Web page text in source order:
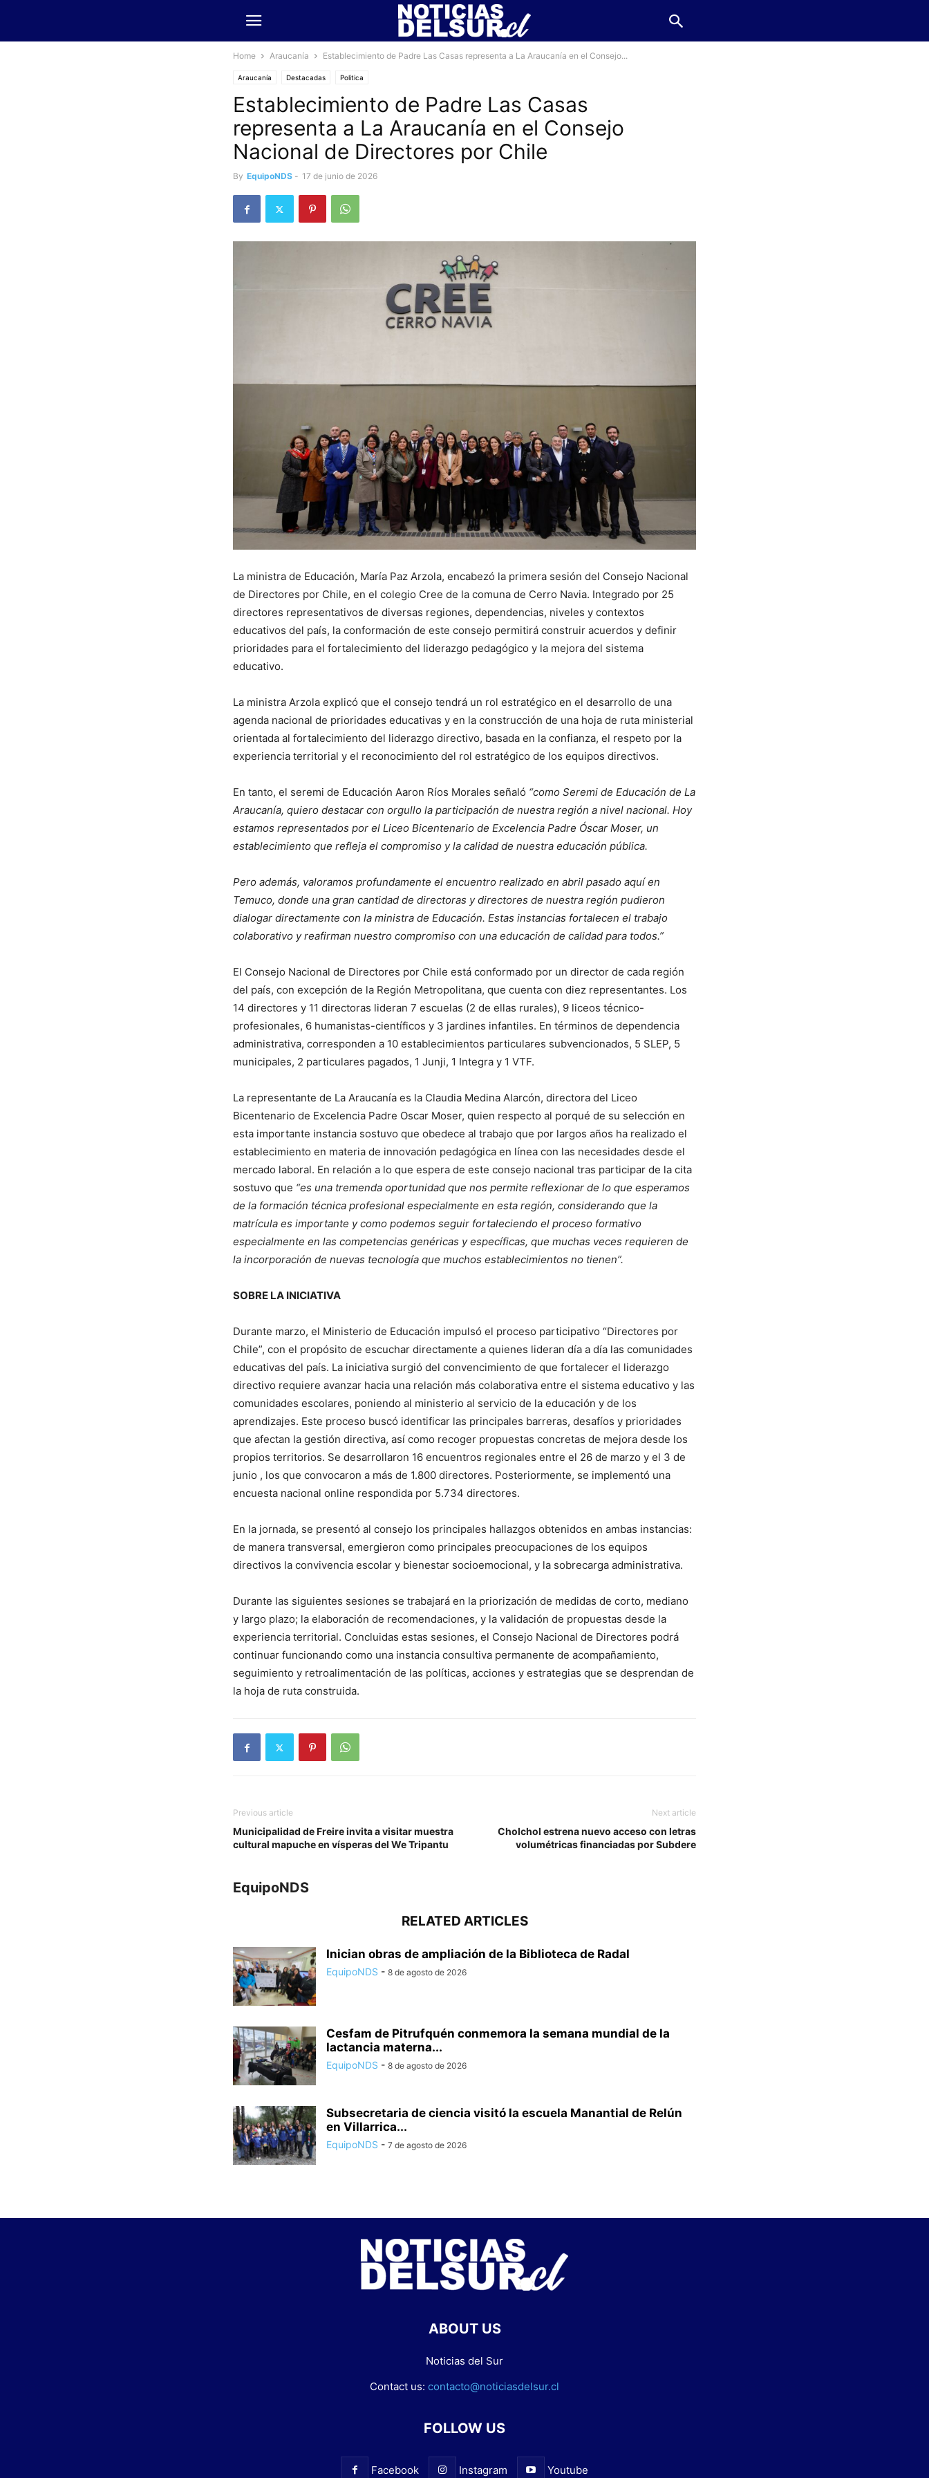
Home Araucanía Establecimiento de Padre Las Casas representa a La Araucanía en el Consejo...
Araucanía Destacadas Politica
Establecimiento de Padre Las Casas
representa a La Araucanía en el Consejo
Nacional de Directores por Chile
By EquipoNDS - 17 de junio de 2026
La ministra de Educación, María Paz Arzola, encabezó la primera sesión del Consejo Nacional
de Directores por Chile, en el colegio Cree de la comuna de Cerro Navia. Integrado por 25
directores representativos de diversas regiones, dependencias, niveles y contextos
educativos del país, la conformación de este consejo permitirá construir acuerdos y definir
prioridades para el fortalecimiento del liderazgo pedagógico y la mejora del sistema
educativo.
La ministra Arzola explicó que el consejo tendrá un rol estratégico en el desarrollo de una
agenda nacional de prioridades educativas y en la construcción de una hoja de ruta ministerial
orientada al fortalecimiento del liderazgo directivo, basada en la confianza, el respeto por la
experiencia territorial y el reconocimiento del rol estratégico de los equipos directivos.
En tanto, el seremi de Educación Aaron Ríos Morales señaló “como Seremi de Educación de La
Araucanía, quiero destacar con orgullo la participación de nuestra región a nivel nacional. Hoy
estamos representados por el Liceo Bicentenario de Excelencia Padre Óscar Moser, un
establecimiento que refleja el compromiso y la calidad de nuestra educación pública.
Pero además, valoramos profundamente el encuentro realizado en abril pasado aquí en
Temuco, donde una gran cantidad de directoras y directores de nuestra región pudieron
dialogar directamente con la ministra de Educación. Estas instancias fortalecen el trabajo
colaborativo y reafirman nuestro compromiso con una educación de calidad para todos.”
El Consejo Nacional de Directores por Chile está conformado por un director de cada región
del país, con excepción de la Región Metropolitana, que cuenta con diez representantes. Los
14 directores y 11 directoras lideran 7 escuelas (2 de ellas rurales), 9 liceos técnico-
profesionales, 6 humanistas-científicos y 3 jardines infantiles. En términos de dependencia
administrativa, corresponden a 10 establecimientos particulares subvencionados, 5 SLEP, 5
municipales, 2 particulares pagados, 1 Junji, 1 Integra y 1 VTF.
La representante de La Araucanía es la Claudia Medina Alarcón, directora del Liceo
Bicentenario de Excelencia Padre Oscar Moser, quien respecto al porqué de su selección en
esta importante instancia sostuvo que obedece al trabajo que por largos años ha realizado el
establecimiento en materia de innovación pedagógica en línea con las necesidades desde el
mercado laboral. En relación a lo que espera de este consejo nacional tras participar de la cita
sostuvo que “es una tremenda oportunidad que nos permite reflexionar de lo que esperamos
de la formación técnica profesional especialmente en esta región, considerando que la
matrícula es importante y como podemos seguir fortaleciendo el proceso formativo
especialmente en las competencias genéricas y específicas, que muchas veces requieren de
la incorporación de nuevas tecnología que muchos establecimientos no tienen”.
SOBRE LA INICIATIVA
Durante marzo, el Ministerio de Educación impulsó el proceso participativo “Directores por
Chile”, con el propósito de escuchar directamente a quienes lideran día a día las comunidades
educativas del país. La iniciativa surgió del convencimiento de que fortalecer el liderazgo
directivo requiere avanzar hacia una relación más colaborativa entre el sistema educativo y las
comunidades escolares, poniendo al ministerio al servicio de la educación y de los
aprendizajes. Este proceso buscó identificar las principales barreras, desafíos y prioridades
que afectan la gestión directiva, así como recoger propuestas concretas de mejora desde los
propios territorios. Se desarrollaron 16 encuentros regionales entre el 26 de marzo y el 3 de
junio , los que convocaron a más de 1.800 directores. Posteriormente, se implementó una
encuesta nacional online respondida por 5.734 directores.
En la jornada, se presentó al consejo los principales hallazgos obtenidos en ambas instancias:
de manera transversal, emergieron como principales preocupaciones de los equipos
directivos la convivencia escolar y bienestar socioemocional, y la sobrecarga administrativa.
Durante las siguientes sesiones se trabajará en la priorización de medidas de corto, mediano
y largo plazo; la elaboración de recomendaciones, y la validación de propuestas desde la
experiencia territorial. Concluidas estas sesiones, el Consejo Nacional de Directores podrá
continuar funcionando como una instancia consultiva permanente de acompañamiento,
seguimiento y retroalimentación de las políticas, acciones y estrategias que se desprendan de
la hoja de ruta construida.
Previous article
Municipalidad de Freire invita a visitar muestra
cultural mapuche en vísperas del We Tripantu
Next article
Cholchol estrena nuevo acceso con letras
volumétricas financiadas por Subdere
EquipoNDS
RELATED ARTICLES
Inician obras de ampliación de la Biblioteca de Radal
EquipoNDS - 8 de agosto de 2026
Cesfam de Pitrufquén conmemora la semana mundial de la
lactancia materna...
EquipoNDS - 8 de agosto de 2026
Subsecretaria de ciencia visitó la escuela Manantial de Relún
en Villarrica...
EquipoNDS - 7 de agosto de 2026
ABOUT US
Noticias del Sur
Contact us: contacto@noticiasdelsur.cl
FOLLOW US
Facebook Instagram Youtube